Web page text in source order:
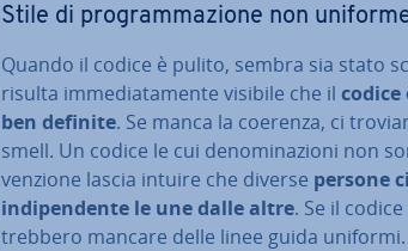
Stile di pro­gram­ma­zio­ne non
Quando il codice è pulito, sembra sia stato
risulta im­me­dia­ta­men­te visibile che il codice
ben definite. Se manca la coerenza, ci
smell. Un codice le cui de­no­mi­na­zio­ni non
ven­zio­ne lascia intuire che diverse persone
in­di­pen­den­te le une dalle altre. Se il
treb­be­ro mancare delle linee guida uniformi.